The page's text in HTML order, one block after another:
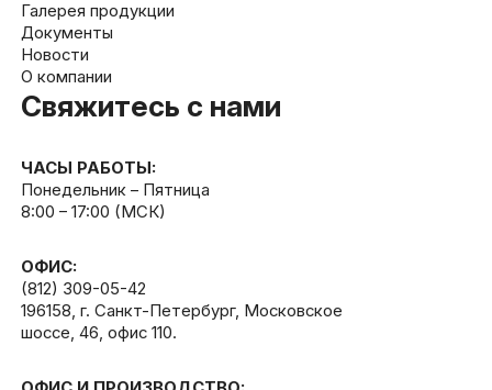
Галерея продукции
Документы
Новости
О компании
Свяжитесь с нами
ЧАСЫ РАБОТЫ:
Понедельник – Пятница
8:00 – 17:00 (МСК)
ОФИС:
(812) 309-05-42
196158, г. Санкт-Петербург, Московское
шоссе, 46, офис 110.